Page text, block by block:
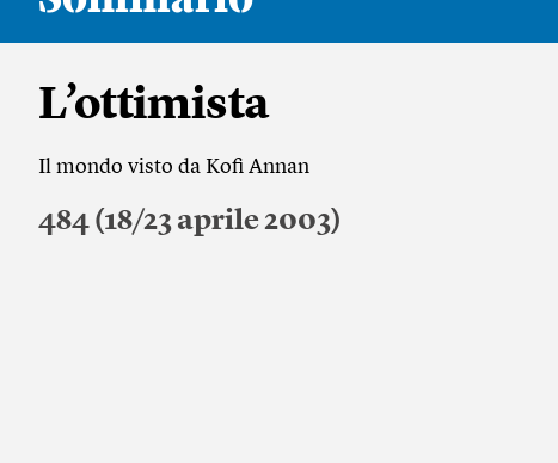
L’ottimista
Il mondo visto da Kofi Annan
484 (18/23 aprile 2003)